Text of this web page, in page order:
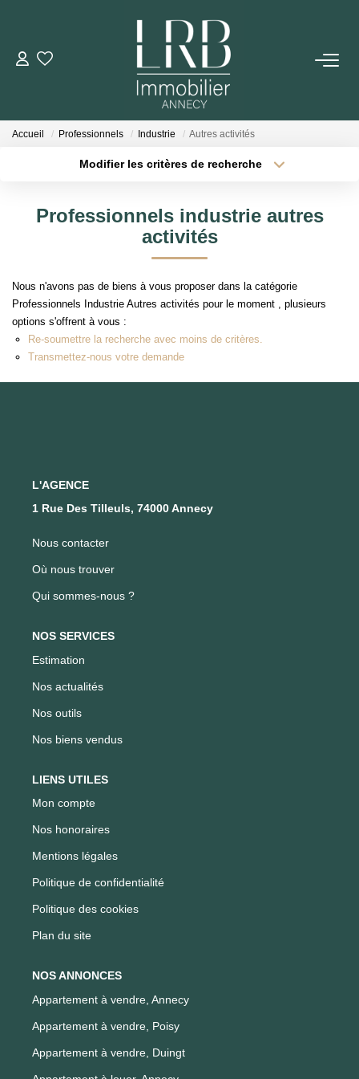
ACHETER
Votre Recherche
Biens Vendus
ESTIMER
LOUER
Notre Équipe
Accueil Professionnels Industrie Autres activités
Modifier les critères de recherche
Type de bien
Surface min
Créer une alerte
Professionnels industrie autres
activités
Nous n'avons pas de biens à vous proposer dans la catégorie
Professionnels Industrie Autres activités pour le moment , plusieurs
options s'offrent à vous :
Re-soumettre la recherche avec moins de critères.
Transmettez-nous votre demande
L'AGENCE
1 Rue Des Tilleuls, 74000 Annecy
Nous contacter
Où nous trouver
Qui sommes-nous ?
NOS SERVICES
Estimation
Nos actualités
Nos outils
Nos biens vendus
LIENS UTILES
Mon compte
Nos honoraires
Mentions légales
Politique de confidentialité
Politique des cookies
Plan du site
NOS ANNONCES
Appartement à vendre, Annecy
Appartement à vendre, Poisy
Appartement à vendre, Duingt